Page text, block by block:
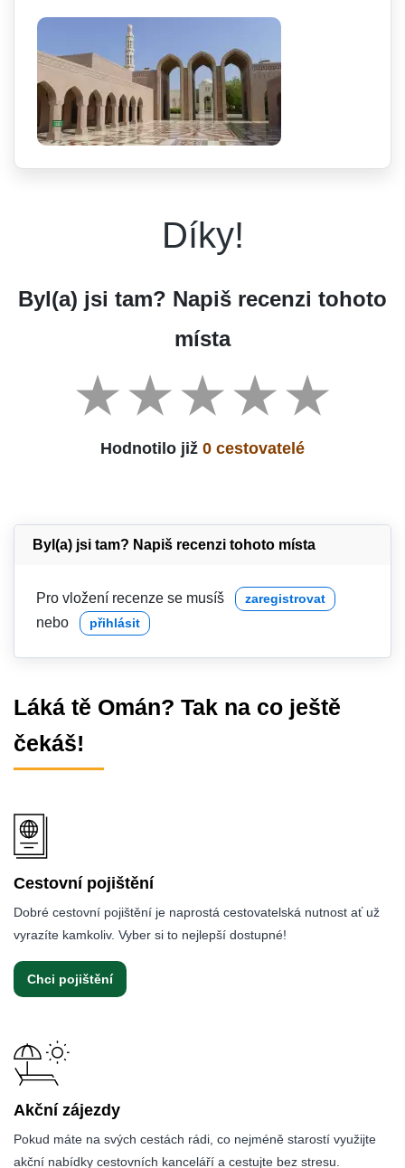
Díky!
Byl(a) jsi tam? Napiš recenzi tohoto
místa
Hodnotilo již 0 cestovatelé
Byl(a) jsi tam? Napiš recenzi tohoto místa
Pro vložení recenze se musíš zaregistrovat
nebo přihlásit
Láká tě Omán? Tak na co ještě
čekáš!
Cestovní pojištění
Dobré cestovní pojištění je naprostá cestovatelská nutnost ať už
vyrazíte kamkoliv. Vyber si to nejlepší dostupné!
Chci pojištění
Akční zájezdy
Pokud máte na svých cestách rádi, co nejméně starostí využijte
akční nabídky cestovních kanceláří a cestujte bez stresu.